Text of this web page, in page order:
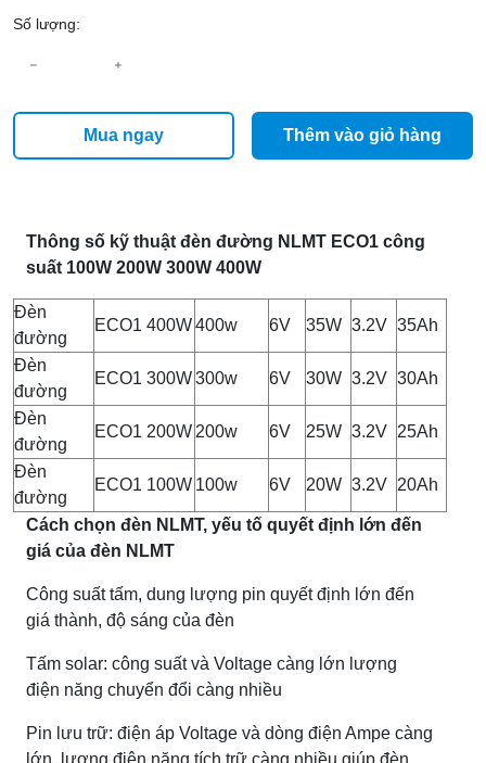
Số lượng:
Mua ngay Thêm vào giỏ hàng
Thông số kỹ thuật đèn đường NLMT ECO1 công
suất 100W 200W 300W 400W
Đèn
đường
ECO1 400W400w 6V 35W 3.2V 35Ah
Đèn
đường
ECO1 300W300w 6V 30W 3.2V 30Ah
Đèn
đường
ECO1 200W 200w 6V 25W 3.2V 25Ah
Đèn
đường
ECO1 100W 100w 6V 20W 3.2V 20Ah
Cách chọn đèn NLMT, yếu tố quyết định lớn đến
giá của đèn NLMT
Công suất tấm, dung lượng pin quyết định lớn đến
giá thành, độ sáng của đèn
Tấm solar: công suất và Voltage càng lớn lượng
điện năng chuyển đổi càng nhiều
Pin lưu trữ: điện áp Voltage và dòng điện Ampe càng